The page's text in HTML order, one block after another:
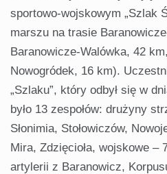
sportowo-wojskowym „Szlak
marszu na trasie
Baranowicze-Walówka, 42
Nowogródek, 16 km).
„Szlaku”, który odbył się w
było 13 zespołów: drużyny
Słonimia, Stołowiczów,
Mira, Zdzięcioła, wojskowe –
artylerii z Baranowicz,